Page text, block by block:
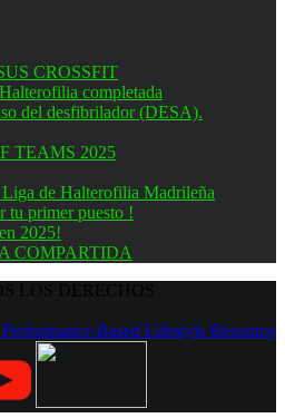
CROSSFIT
completada
del desfibrilador (DESA).
TEAMS 2025
Liga de Halterofilia Madrileña
tu primer puesto !
2025!
COMPARTIDA